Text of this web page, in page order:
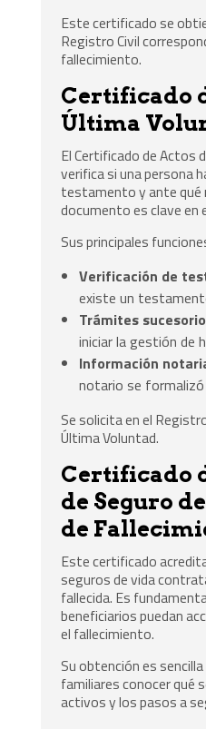
Este certificado se
Registro Civil
fallecimiento.
Certificado
Última
El Certificado de Actos
verifica si una persona
testamento y ante qué
documento es clave en
Sus principales
Verificación de
existe un
Trámites
iniciar la gestión de
Información
notario se
Se solicita en el
Última Voluntad.
Certificado
de Seguro
de
Este certificado
seguros de vida
fallecida. Es
beneficiarios puedan
el fallecimiento.
Su obtención es
familiares conocer qué
activos y los pasos a